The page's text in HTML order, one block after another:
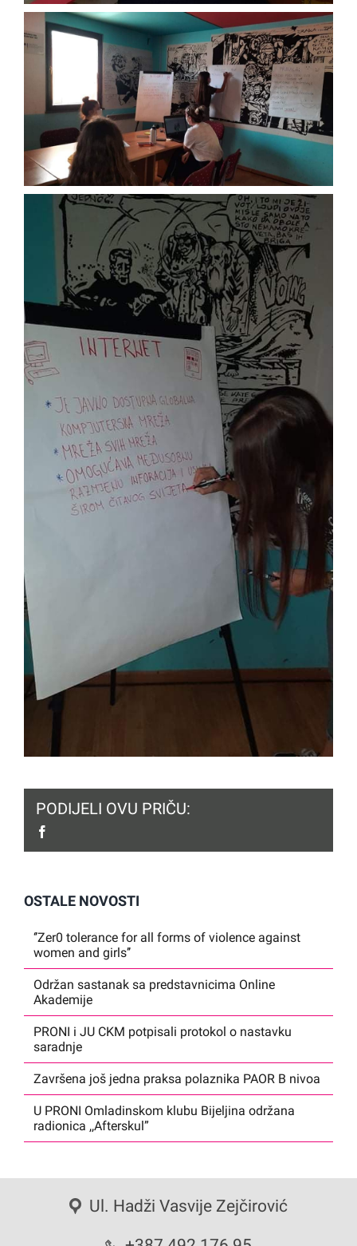
PODIJELI OVU PRIČU:
OSTALE NOVOSTI
‘’Zer0 tolerance for all forms of violence against
women and girls’’
Održan sastanak sa predstavnicima Online
Akademije
PRONI i JU CKM potpisali protokol o nastavku
saradnje
Završena još jedna praksa polaznika PAOR B nivoa
U PRONI Omladinskom klubu Bijeljina održana
radionica ,,Afterskul”
Ul. Hadži Vasvije Zejčirović